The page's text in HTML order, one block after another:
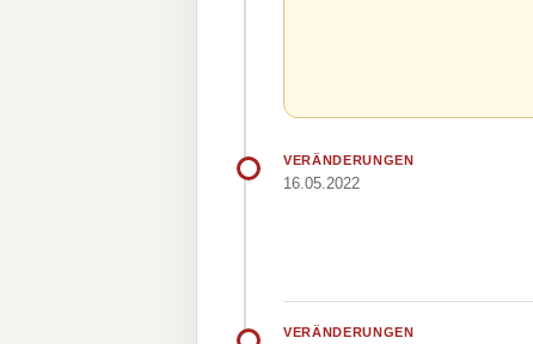
VERÄNDERUNGEN
16.05.2022
VERÄNDERUNGEN